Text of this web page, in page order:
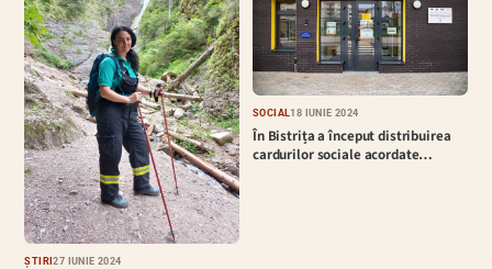
ȘTIRI27 IUNIE 2024
SOCIAL18 IUNIE 2024
În Bistrița a început distribuirea
cardurilor sociale acordate…